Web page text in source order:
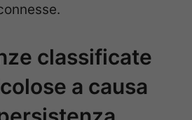
classificate
a causa